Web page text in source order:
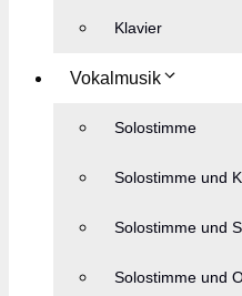
Klavier
Vokalmusik
Solostimme
Solostimme und
Solostimme und
Solostimme und